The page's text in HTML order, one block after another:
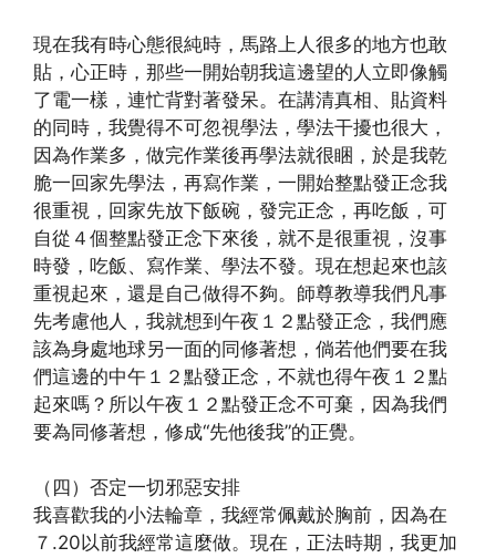
現在我有時心態很純時，馬路上人很多的地方也敢
貼，心正時，那些一開始朝我這邊望的人立即像觸
了電一樣，連忙背對著發呆。在講清真相、貼資料
的同時，我覺得不可忽視學法，學法干擾也很大，
因為作業多，做完作業後再學法就很睏，於是我乾
脆一回家先學法，再寫作業，一開始整點發正念我
很重視，回家先放下飯碗，發完正念，再吃飯，可
自從４個整點發正念下來後，就不是很重視，沒事
時發，吃飯、寫作業、學法不發。現在想起來也該
重視起來，還是自己做得不夠。師尊教導我們凡事
先考慮他人，我就想到午夜１２點發正念，我們應
該為身處地球另一面的同修著想，倘若他們要在我
們這邊的中午１２點發正念，不就也得午夜１２點
起來嗎？所以午夜１２點發正念不可棄，因為我們
要為同修著想，修成“先他後我”的正覺。
（四）否定一切邪惡安排
我喜歡我的小法輪章，我經常佩戴於胸前，因為在
７.20以前我經常這麼做。現在，正法時期，我更加